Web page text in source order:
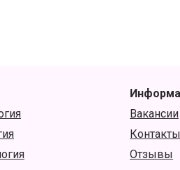
Отзывы
Контакты
Вакансии